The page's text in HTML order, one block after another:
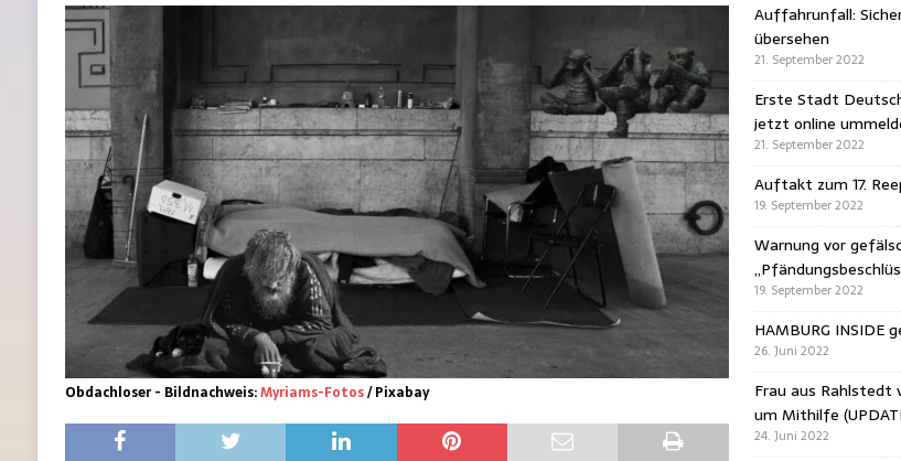
Obdachloser - Bildnachweis:Myriams-Fotos/ Pixabay
Auffahrunfall:
übersehen
21. September 2022
Erste Stadt
jetzt online
21. September 2022
Auftakt zum 17.
19. September 2022
Warnung vor
19. September 2022
HAMBURG INSIDE
26. Juni 2022
Frau aus
um Mithilfe
24. Juni 2022